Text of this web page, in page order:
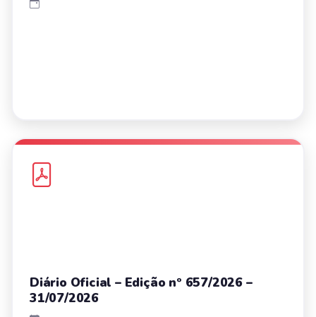
Diário Oficial – Edição nº 657/2026 –
31/07/2026